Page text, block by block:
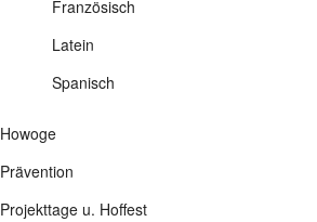
Französisch
Latein
Spanisch
Howoge
Prävention
Projekttage u. Hoffest